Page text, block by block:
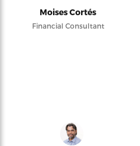
Moises Cortés
Financial Consultant